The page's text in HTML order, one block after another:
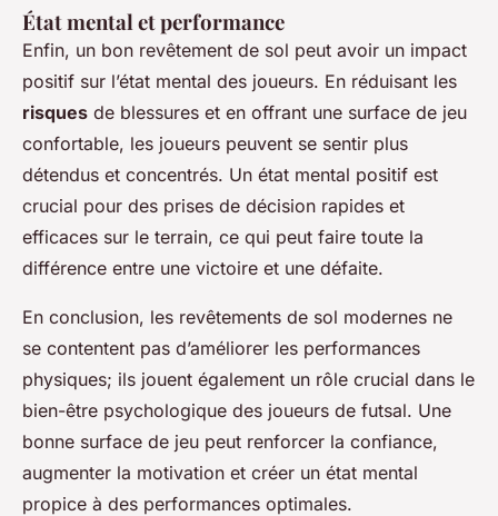
État mental et performance
Enfin, un bon revêtement de sol peut avoir un impact
positif sur l’état mental des joueurs. En réduisant les
risques de blessures et en offrant une surface de jeu
confortable, les joueurs peuvent se sentir plus
détendus et concentrés. Un état mental positif est
crucial pour des prises de décision rapides et
efficaces sur le terrain, ce qui peut faire toute la
différence entre une victoire et une défaite.
En conclusion, les revêtements de sol modernes ne
se contentent pas d’améliorer les performances
physiques; ils jouent également un rôle crucial dans le
bien-être psychologique des joueurs de futsal. Une
bonne surface de jeu peut renforcer la confiance,
augmenter la motivation et créer un état mental
propice à des performances optimales.